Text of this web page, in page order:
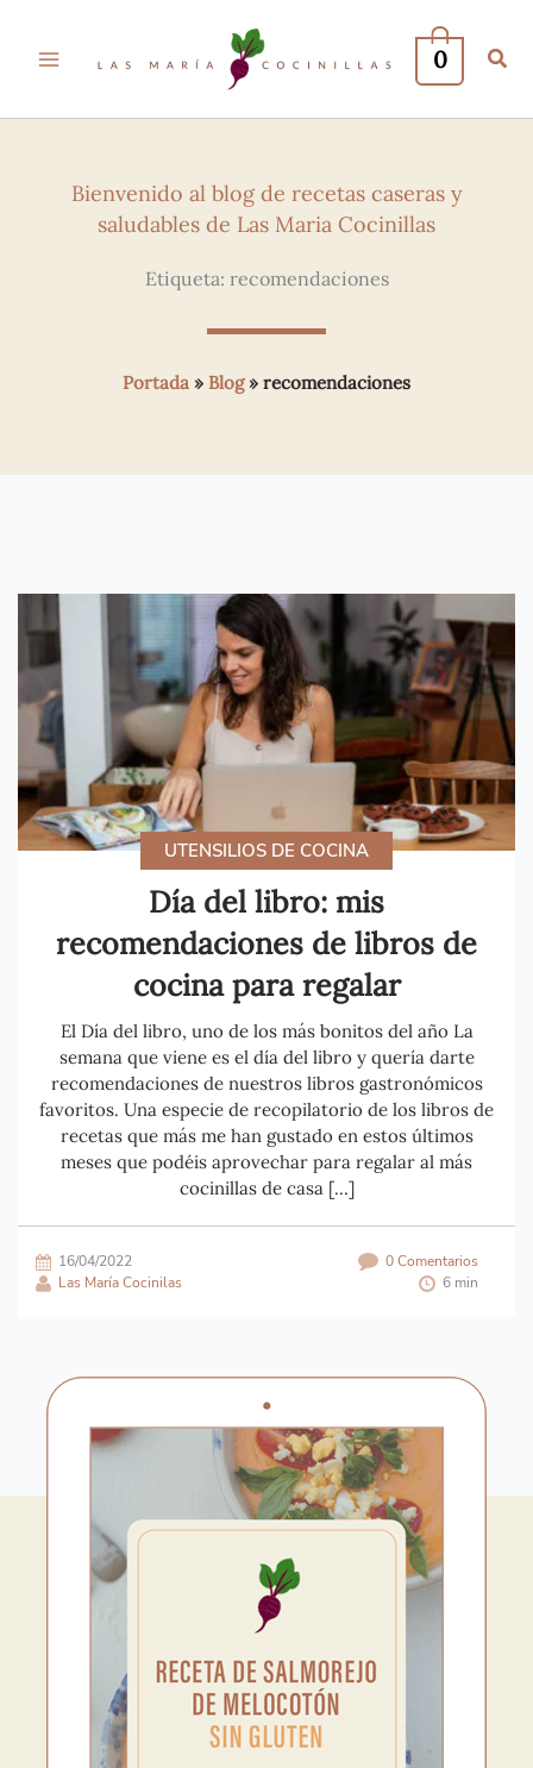
0
Bienvenido al blog de recetas caseras y
saludables de Las Maria Cocinillas
Etiqueta: recomendaciones
Portada » Blog» recomendaciones
UTENSILIOS DE COCINA
Día del libro: mis
recomendaciones de libros de
cocina para regalar
El Día del libro, uno de los más bonitos del año La
semana que viene es el día del libro y quería darte
recomendaciones de nuestros libros gastronómicos
favoritos. Una especie de recopilatorio de los libros de
recetas que más me han gustado en estos últimos
meses que podéis aprovechar para regalar al más
cocinillas de casa […]
16/04/2022
0 Comentarios
Las María Cocinilas
6 min